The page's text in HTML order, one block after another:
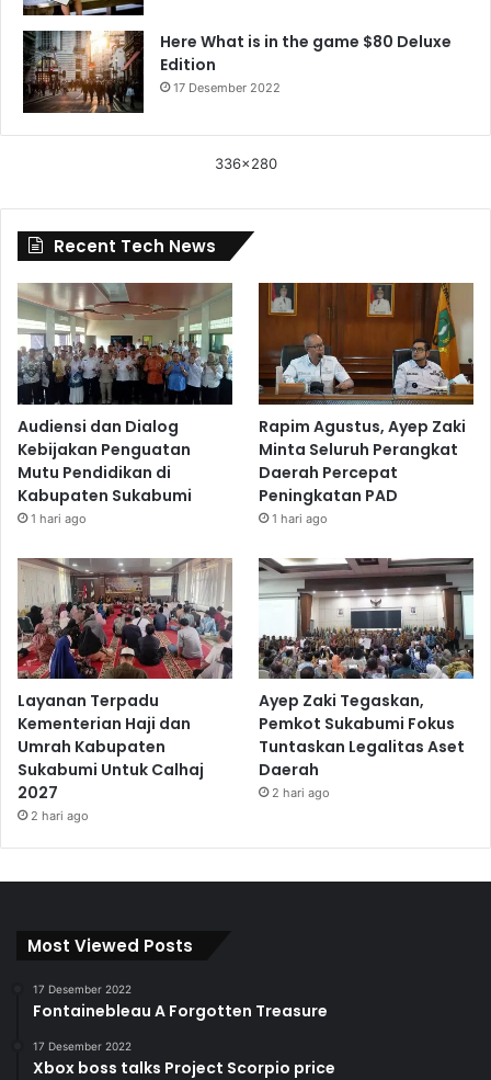
Here What is in the game $80 Deluxe
Edition
17 Desember 2022
336x280
Recent Tech News
Audiensi dan Dialog
Kebijakan Penguatan
Mutu Pendidikan di
Kabupaten Sukabumi
1 hari ago
Rapim Agustus, Ayep Zaki
Minta Seluruh Perangkat
Daerah Percepat
Peningkatan PAD
1 hari ago
Layanan Terpadu
Kementerian Haji dan
Umrah Kabupaten
Sukabumi Untuk Calhaj
2027
2 hari ago
Ayep Zaki Tegaskan,
Pemkot Sukabumi Fokus
Tuntaskan Legalitas Aset
Daerah
2 hari ago
Most Viewed Posts
17 Desember 2022
Fontainebleau A Forgotten Treasure
17 Desember 2022
Xbox boss talks Project Scorpio price